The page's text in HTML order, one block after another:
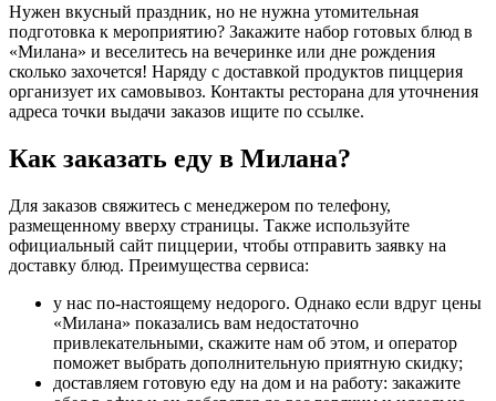
Нужен вкусный праздник, но не нужна утомительная
подготовка к мероприятию? Закажите набор готовых блюд в
«Милана» и веселитесь на вечеринке или дне рождения
сколько захочется! Наряду с доставкой продуктов пиццерия
организует их самовывоз. Контакты ресторана для уточнения
адреса точки выдачи заказов ищите по ссылке.
Как заказать еду в Милана?
Для заказов свяжитесь с менеджером по телефону,
размещенному вверху страницы. Также используйте
официальный сайт пиццерии, чтобы отправить заявку на
доставку блюд. Преимущества сервиса:
у нас по-настоящему недорого. Однако если вдруг цены
«Милана» показались вам недостаточно
привлекательными, скажите нам об этом, и оператор
поможет выбрать дополнительную приятную скидку;
доставляем готовую еду на дом и на работу: закажите